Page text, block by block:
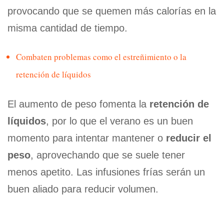
provocando que se quemen más calorías en la
misma cantidad de tiempo.
Combaten problemas como el estreñimiento o la
retención de líquidos
El aumento de peso fomenta la retención de
líquidos, por lo que el verano es un buen
momento para intentar mantener o reducir el
peso, aprovechando que se suele tener
menos apetito. Las infusiones frías serán un
buen aliado para reducir volumen.